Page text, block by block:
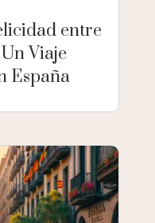
entre
Viaje
España